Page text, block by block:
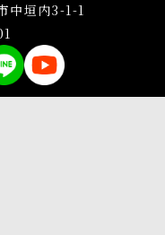
中垣内3-1-1